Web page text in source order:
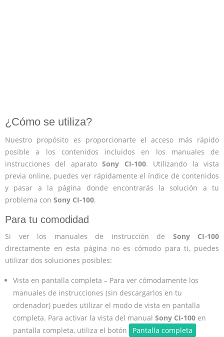
¿Cómo se utiliza?
Nuestro propósito es proporcionarte el acceso más rápido
posible a los contenidos incluidos en los manuales de
instrucciones del aparatoSony CI-100. Utilizando la vista
previa online, puedes ver rápidamente el índice de contenidos
y pasar a la página donde encontrarás la solución a tu
problema con Sony CI-100.
Para tu comodidad
Si ver los manuales de instrucción de Sony CI-100
directamente en esta página no es cómodo para ti, puedes
utilizar dos soluciones posibles:
Vista en pantalla completa – Para ver cómodamente los
manuales de instrucciones (sin descargarlos en tu
ordenador) puedes utilizar el modo de vista en pantalla
completa. Para activar la vista del manual Sony CI-100en
pantalla completa, utiliza el botón
Pantalla completa